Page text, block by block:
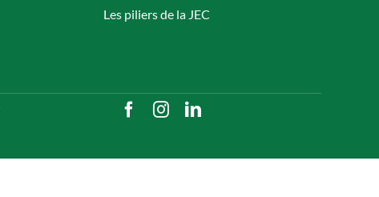
Les piliers de la JEC